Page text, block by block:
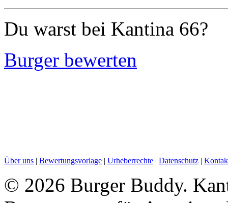
Du warst bei Kantina 66?
Burger bewerten
Über uns | Bewertungsvorlage | Urheberrechte | Datenschutz |
© 2026 Burger Buddy.